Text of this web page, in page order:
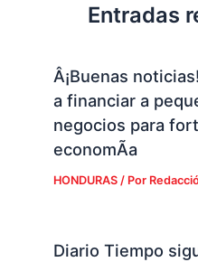
Entradas
Â¡Buenas
a financiar a
negocios para
economÃ­a
HONDURAS/ Por
Diario Tiempo